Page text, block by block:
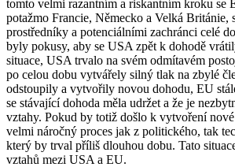
tomto velmi razantním a riskantním kroku se
potažmo Francie, Německo a Velká Británie,
prostředníky a potenciálními zachránci celé
byly pokusy, aby se USA zpět k dohodě
situace, USA trvalo na svém odmítavém
po celou dobu vytvářely silný tlak na zbylé
odstoupily a vytvořily novou dohodu, EU
se stávající dohoda měla udržet a že je
vztahy. Pokud by totiž došlo k vytvoření
velmi náročný proces jak z politického, tak
který by trval příliš dlouhou dobu. Tato
vztahů mezi USA a EU.